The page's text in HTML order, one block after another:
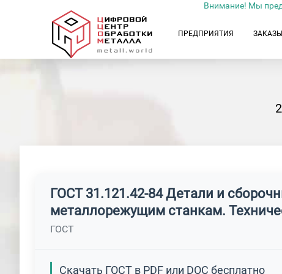
Внимание! Мы
ПРЕДПРИЯТИЯ ЗАКАЗЫ
ГОСТ 31.121.42-84 Детали и
металлорежущим станкам.
ГОСТ
Скачать ГОСТ в PDF или DOC бесплатно